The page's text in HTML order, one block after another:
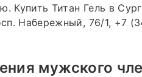
Купить Титан Гель в
Набережный, 76/1, +7
мужского